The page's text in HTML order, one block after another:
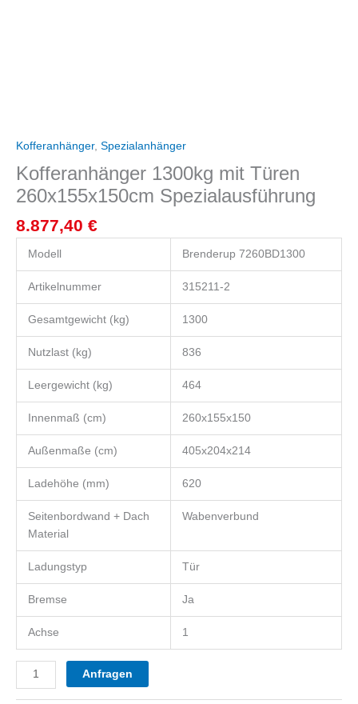
Kofferanhänger, Spezialanhänger
Kofferanhänger 1300kg mit Türen
260x155x150cm Spezialausführung
8.877,40 €
Modell Brenderup 7260BD1300
Artikelnummer 315211-2
Gesamtgewicht (kg) 1300
Nutzlast (kg) 836
Leergewicht (kg) 464
Innenmaß (cm) 260x155x150
Außenmaße (cm) 405x204x214
Ladehöhe (mm) 620
Seitenbordwand + Dach
Material
Wabenverbund
Ladungstyp Tür
Bremse Ja
Achse 1
Anfragen